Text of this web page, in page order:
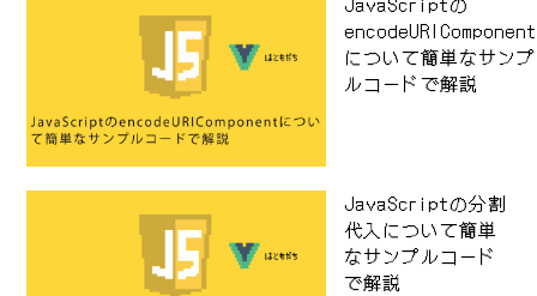
encodeURIComponent
について簡単なサンプ
ルコードで解説
JavaScriptの分割
代入について簡単
なサンプルコード
で解説